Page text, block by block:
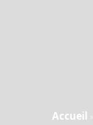
Accueil »